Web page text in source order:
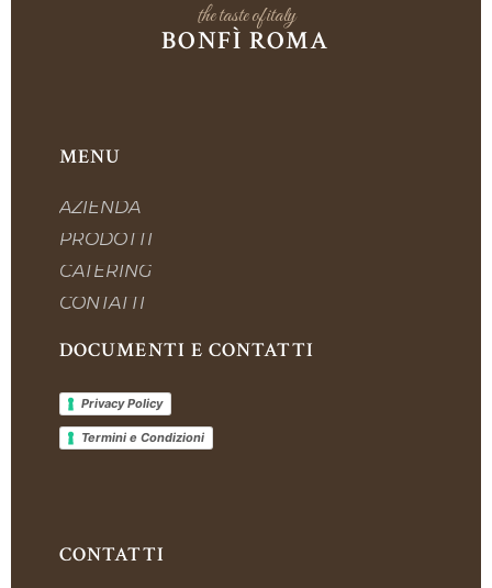
the taste of italy
BONFÌ ROMA
MENU
AZIENDA
PRODOTTI
CATERING
CONTATTI
DOCUMENTI E CONTATTI
Privacy Policy
Termini e Condizioni
CONTATTI